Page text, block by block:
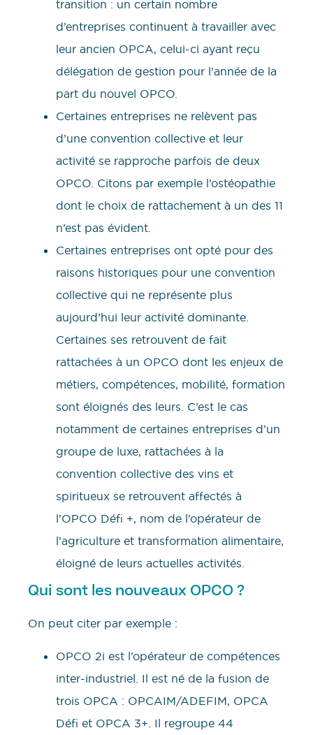
transition : un certain nombre
d’entreprises continuent à travailler avec
leur ancien OPCA, celui-ci ayant reçu
délégation de gestion pour l’année de la
part du nouvel OPCO.
Certaines entreprises ne relèvent pas
d’une convention collective et leur
activité se rapproche parfois de deux
OPCO. Citons par exemple l’ostéopathie
dont le choix de rattachement à un des 11
n’est pas évident.
Certaines entreprises ont opté pour des
raisons historiques pour une convention
collective qui ne représente plus
aujourd’hui leur activité dominante.
Certaines ses retrouvent de fait
rattachées à un OPCO dont les enjeux de
métiers, compétences, mobilité, formation
sont éloignés des leurs. C’est le cas
notamment de certaines entreprises d’un
groupe de luxe, rattachées à la
convention collective des vins et
spiritueux se retrouvent affectés à
l’OPCO Défi +, nom de l’opérateur de
l’agriculture et transformation alimentaire,
éloigné de leurs actuelles activités.
Qui sont les nouveaux OPCO ?
On peut citer par exemple :
OPCO 2i est l’opérateur de compétences
inter-industriel. Il est né de la fusion de
trois OPCA : OPCAIM/ADEFIM, OPCA
Défi et OPCA 3+. Il regroupe 44